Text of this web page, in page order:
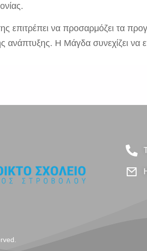
επιτρέπει να προσαρμόζει τα
Η Μάγδα συνεχίζει